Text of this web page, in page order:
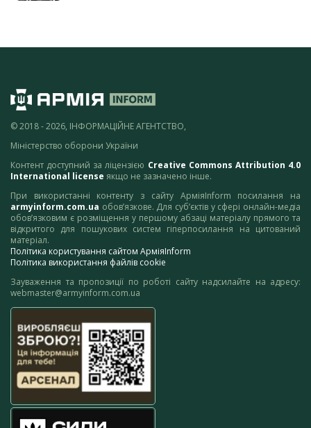
© 2018 - 2026, ІНФОРМАЦІЙНЕ АГЕНТСТВО,
Міністерство оборони України
Контент доступний за ліцензією Creative Commons Attribution 4.0
International license якщо не зазначено інше.
При використанні контенту з сайту АрміяInform посилання на
armyinform.com.ua обов’язкове. Для суб’єктів у сфері онлайн-медіа
обов’язковим є розміщення у першому абзаці матеріалу прямого та
відкритого для пошукових систем гіперпосилання на цитований
матеріал.
Політика користування сайтом АрміяInform
Політика використання файлів cookie
Зауваження та пропозиції по роботі сайту надсилайте на адресу:
webmaster@armyinform.com.ua